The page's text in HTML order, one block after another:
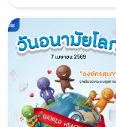
นวัตกรรมองค์กรสุข
ภาวะ 4 มิติ